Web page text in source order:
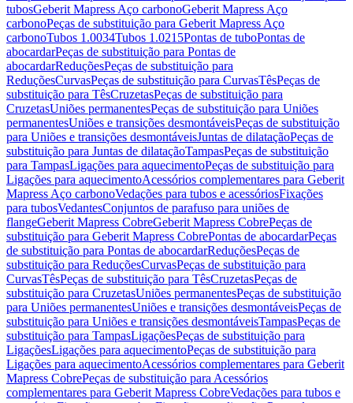
tubosGeberit Mapress Aço carbonoGeberit Mapress Aço
carbonoPeças de substituição para Geberit Mapress Aço
carbonoTubos 1.0034Tubos 1.0215Pontas de tuboPontas de
abocardarPeças de substituição para Pontas de
abocardarReduçõesPeças de substituição para
ReduçõesCurvasPeças de substituição para CurvasTêsPeças de
substituição para TêsCruzetasPeças de substituição para
CruzetasUniões permanentesPeças de substituição para Uniões
permanentesUniões e transições desmontáveisPeças de substituição
para Uniões e transições desmontáveisJuntas de dilataçãoPeças de
substituição para Juntas de dilataçãoTampasPeças de substituição
para TampasLigações para aquecimentoPeças de substituição para
Ligações para aquecimentoAcessórios complementares para Geberit
Mapress Aço carbonoVedações para tubos e acessóriosFixações
para tubosVedantesConjuntos de parafuso para uniões de
flangeGeberit Mapress CobreGeberit Mapress CobrePeças de
substituição para Geberit Mapress CobrePontas de abocardarPeças
de substituição para Pontas de abocardarReduçõesPeças de
substituição para ReduçõesCurvasPeças de substituição para
CurvasTêsPeças de substituição para TêsCruzetasPeças de
substituição para CruzetasUniões permanentesPeças de substituição
para Uniões permanentesUniões e transições desmontáveisPeças de
substituição para Uniões e transições desmontáveisTampasPeças de
substituição para TampasLigaçõesPeças de substituição para
LigaçõesLigações para aquecimentoPeças de substituição para
Ligações para aquecimentoAcessórios complementares para Geberit
Mapress CobrePeças de substituição para Acessórios
complementares para Geberit Mapress CobreVedações para tubos e